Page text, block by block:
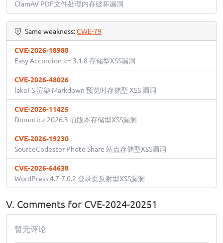
ClamAV PDF文件处理内存破坏漏洞
Same weakness:CWE-79
CVE-2026-18988
Easy Accordion <= 3.1.8 存储型XSS漏洞
CVE-2026-48026
lakeFS 渲染 Markdown 预览时存储型 XSS 漏洞
CVE-2026-11425
Domoticz 2026.3 前版本存储型XSS漏洞
CVE-2026-19230
SourceCodester Photo Share 站点存储型XSS漏洞
CVE-2026-64638
WordPress 4.7-7.0.2 登录页反射型XSS漏洞
V. Comments for CVE-2024-20251
暂无评论